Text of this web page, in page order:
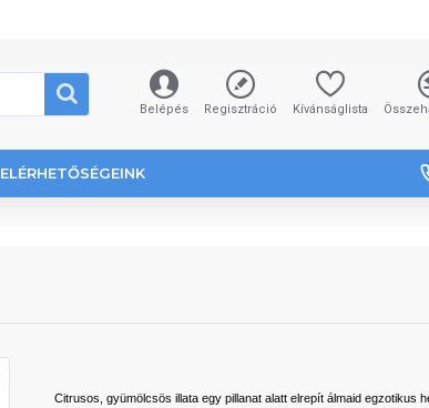
Belépés Regisztráció Kívánságlista
ELÉRHETŐSÉGEINK
Citrusos, gyümölcsös illata egy pillanat alatt elrepít álmaid egzotikus